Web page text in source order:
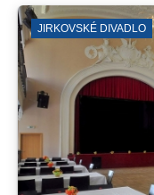
JIRKOVSKÉ DIVADLO